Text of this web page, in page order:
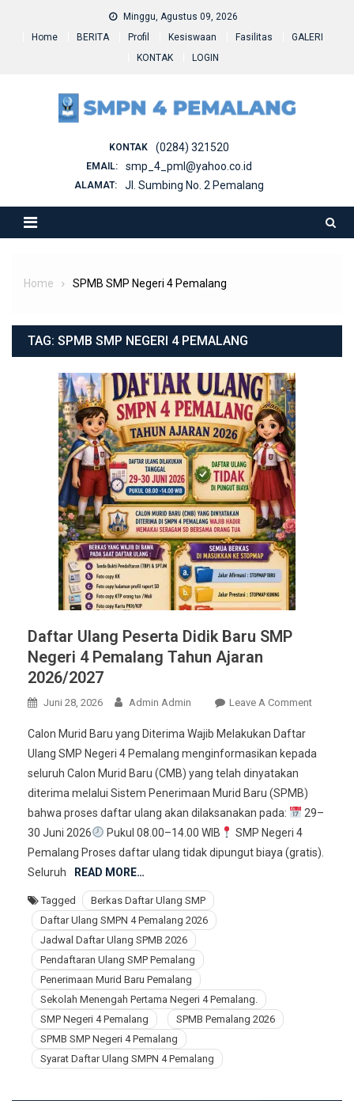
Minggu, Agustus 09, 2026
Home
BERITA Profil Kesiswaan Fasilitas
GALERI
KONTAK
LOGIN
KONTAK (0284) 321520
EMAIL: smp_4_pml@yahoo.co.id
ALAMAT: Jl. Sumbing No. 2 Pemalang
Home SPMB SMP Negeri 4 Pemalang
TAG: SPMB SMP NEGERI 4 PEMALANG
Daftar Ulang Peserta Didik Baru SMP
Negeri 4 Pemalang Tahun Ajaran
2026/2027
Juni 28, 2026 Admin Admin Leave A CommentOn
Peserta
SMP
4
Calon Murid Baru yang Diterima Wajib Melakukan Daftar
Ulang SMP Negeri 4 Pemalang menginformasikan kepada
seluruh Calon Murid Baru (CMB) yang telah dinyatakan
diterima melalui Sistem Penerimaan Murid Baru (SPMB)
bahwa proses daftar ulang akan dilaksanakan pada:
29–
30 Juni 2026
Pukul 08.00–14.00 WIB
SMP Negeri 4
Pemalang Proses daftar ulang tidak dipungut biaya (gratis).
Seluruh
READ MORE…
Tagged
Berkas Daftar Ulang SMP
Daftar Ulang SMPN 4 Pemalang 2026
Jadwal Daftar Ulang SPMB 2026
Pendaftaran Ulang SMP Pemalang
Penerimaan Murid Baru Pemalang
Sekolah Menengah Pertama Negeri 4 Pemalang.
SMP Negeri 4 Pemalang
SPMB Pemalang 2026
SPMB SMP Negeri 4 Pemalang
Syarat Daftar Ulang SMPN 4 Pemalang